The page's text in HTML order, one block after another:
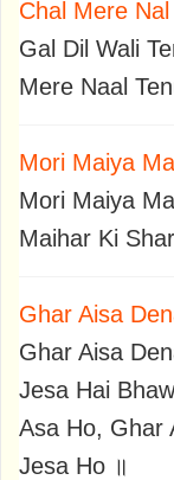
Chal Mere
Gal Dil Wali
Mere Naal
Mori Maiya
Mori Maiya
Maihar Ki
Ghar Aisa
Ghar Aisa
Jesa Hai
Asa Ho, Ghar
Jesa Ho ॥